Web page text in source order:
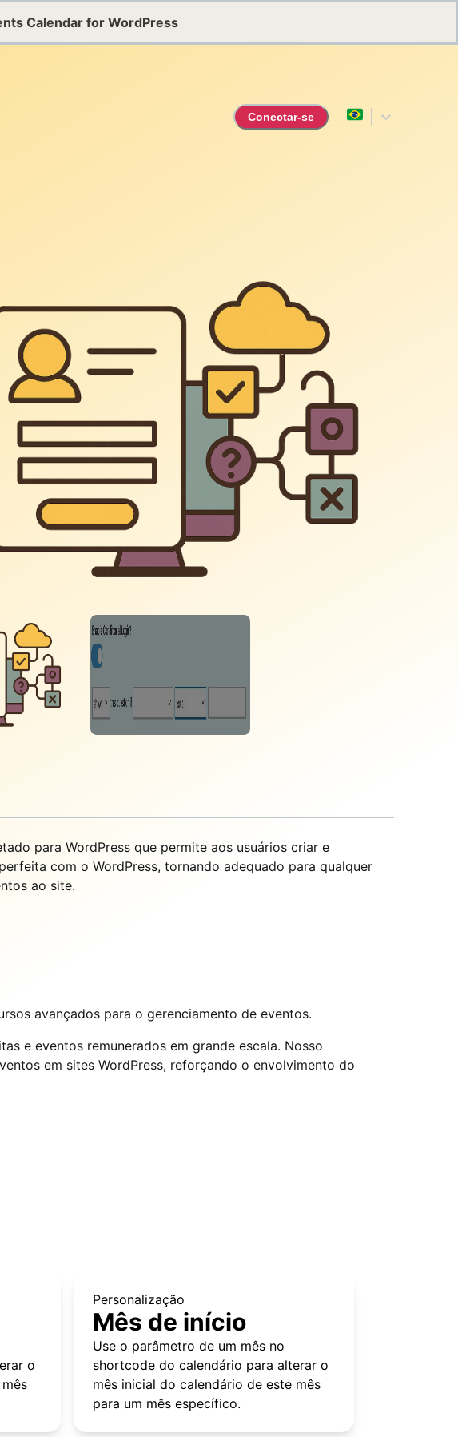
Calendar for WordPress
Conectar-se
para WordPress que permite aos usuários criar e
com o WordPress, tornando adequado para qualquer
ao site.
avançados para o gerenciamento de eventos.
e eventos remunerados em grande escala. Nosso
em sites WordPress, reforçando o envolvimento do
o
Personalização
Mês de início
Use o parâmetro de um mês no
shortcode do calendário para alterar o
mês inicial do calendário de este mês
para um mês específico.